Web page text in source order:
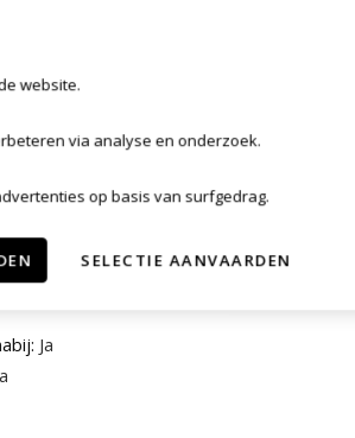
Ja
website.
via analyse en onderzoek.
op basis van surfgedrag.
SELECTIE AANVAARDEN